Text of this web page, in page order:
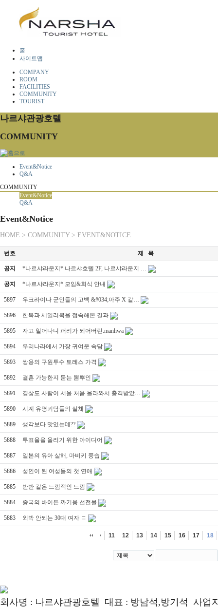
홈
사이트맵
COMPANY
ROOM
FACILITIES
COMMUNITY
TOURIST
나르샤관광호텔
COMMUNITY
Event&Notice
Q&A
COMMUNITY
Event&Notice
Q&A
Event&Notice
HOME > COMMUNITY > EVENT&NOTICE
번호 제 목
공지 *나르샤라운지* 나르샤호텔 2F, 나르샤라운지 …
공지 *나르샤라운지* 모임&회식 안내
5897 우크라이나 군인들의 고백 &#034;아주 X 같…
5896 한복과 세일러복을 접속해본 결과
5895 자고 일어나니 퍼리가 되어버린.manhwa
5894 우리나라에서 가장 귀여운 속담
5893 쌍용의 구원투수 토레스 가격
5892 결혼 가능한지 묻는 뽐뿌인
5891 경상도 사람이 서울 처음 올라와서 충격받았…
5890 시계 유명괴담들의 실체
5889 생각보다 맛있는데??
5888 투표율을 올리기 위한 아이디어
5887 일본의 유아 살해, 마비키 풍습
5886 성인이 된 여성들의 첫 연애
5885 반반 같은 느낌적인 느낌
5884 중국의 바이든 까기용 선전물
5883 외박 안되는 30대 여자 ㄷ
11 12 13 14 15 16 17 18
회사명 : 나르샤관광호텔 대표 : 방남석,방기석 사업